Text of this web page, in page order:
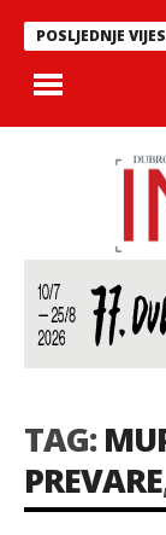
POSLJEDNJE
vrhu brda
TAG:
PREVARE